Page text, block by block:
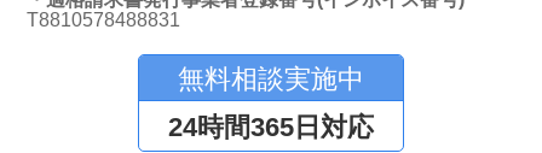
T8810578488831
無料相談実施中
24時間365日対応